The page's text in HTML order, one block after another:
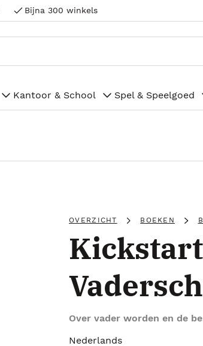
Bijna 300 winkels
Kantoor & School Spel & Speelgoed
OVERZICHT BOEKEN
Over vader worden en de
Nederlands